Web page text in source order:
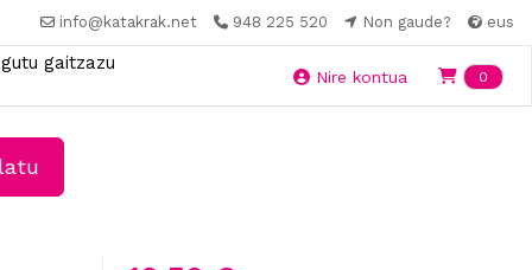
info@katakrak.net 948 225 520 Non gaude? eus
gaitzazu
Nire kontua 0